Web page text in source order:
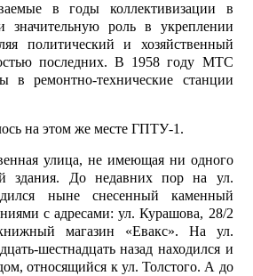
в годы коллективизации в
роль в укреплении
политический и хозяйственный
последних. В 1958 году МТС
в ремонтно-технические станции
на этом же месте ГПТУ-1.
улица, не имеющая ни одного
здания. До недавних пор на ул.
ныне снесенный каменный
с адресами: ул. Курашова, 28/2
магазин «Евакс». На ул.
шестнадцать назад находился и
относящийся к ул. Толстого. А до